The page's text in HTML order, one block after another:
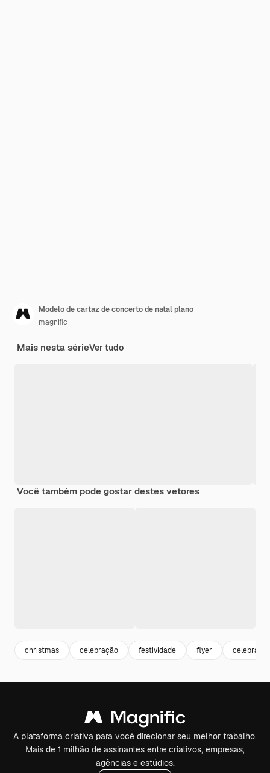
Modelo de cartaz de concerto de natal plano
magnific
Mais nesta sérieVer tudo
Você também pode gostar destes vetores
christmas celebração festividade flyer celebrate
A plataforma criativa para você direcionar seu melhor trabalho.
Mais de 1 milhão de assinantes entre criativos, empresas,
agências e estúdios.